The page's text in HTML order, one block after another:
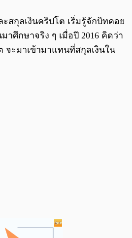
สกุลเงินคริปโต เริ่มรู้จักบิทคอย
าศึกษาจริง ๆ เมื่อปี 2016 คิดว่า
จะมาเข้ามาแทนที่สกุลเงินใน